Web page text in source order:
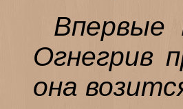
Впервые
Огнегрив
она